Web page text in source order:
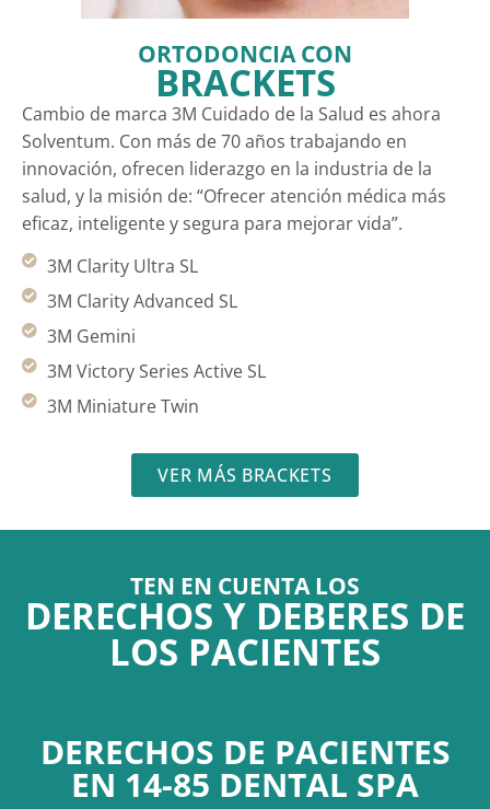
ORTODONCIA CON
BRACKETS
Cambio de marca 3M Cuidado de la Salud es ahora
Solventum. Con más de 70 años trabajando en
innovación, ofrecen liderazgo en la industria de la
salud, y la misión de: “Ofrecer atención médica más
eficaz, inteligente y segura para mejorar vida”.
3M Clarity Ultra SL
3M Clarity Advanced SL
3M Gemini
3M Victory Series Active SL
3M Miniature Twin
VER MÁS BRACKETS
TEN EN CUENTA LOS
DERECHOS Y DEBERES DE
LOS PACIENTES
DERECHOS DE PACIENTES
EN 14-85 DENTAL SPA